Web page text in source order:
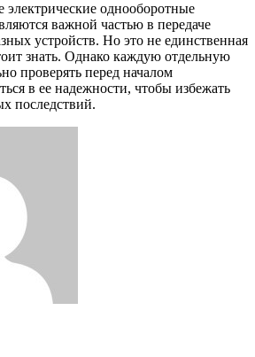
однооборотные
важной частью в передаче
устройств. Но это не единственная
знать. Однако каждую отдельную
проверять перед началом
в ее надежности, чтобы избежать
последствий.